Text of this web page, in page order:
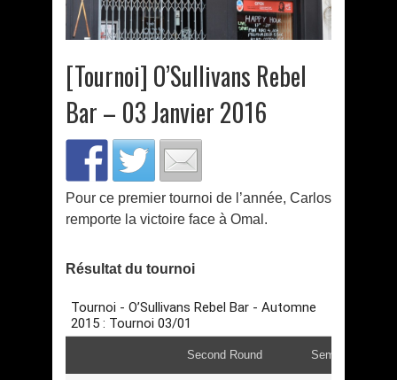
[Tournoi] O’Sullivans Rebel
Bar – 03 Janvier 2016
Pour ce premier tournoi de l’année, Carlos
remporte la victoire face à Omal.
Résultat du tournoi